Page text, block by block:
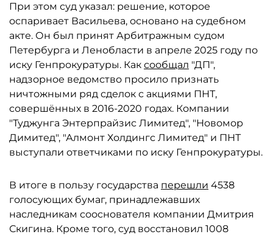
При этом суд указал: решение, которое
оспаривает Васильева, основано на судебном
акте. Он был принят Арбитражным судом
Петербурга и Ленобласти в апреле 2025 году по
иску Генпрокуратуры. Как сообщал "ДП",
надзорное ведомство просило признать
ничтожными ряд сделок с акциями ПНТ,
совершённых в 2016-2020 годах. Компании
"Туджунга Энтерпрайзис Лимитед", "Новомор
Димитед", "Алмонт Холдингс Лимитед" и ПНТ
выступали ответчиками по иску Генпрокуратуры.
В итоге в пользу государства перешли 4538
голосующих бумаг, принадлежавших
наследникам сооснователя компании Дмитрия
Скигина. Кроме того, суд восстановил 1008